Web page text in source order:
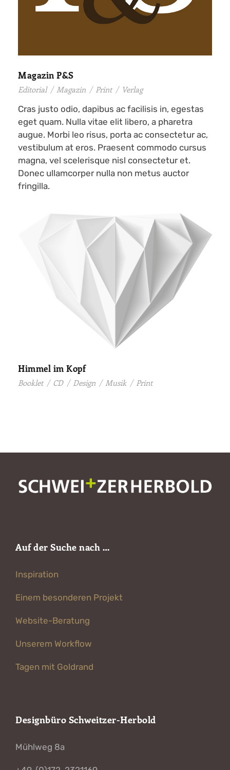
Magazin P&S
Editorial / Magazin / Print / Verlag
Cras justo odio, dapibus ac facilisis in, egestas
eget quam. Nulla vitae elit libero, a pharetra
augue. Morbi leo risus, porta ac consectetur ac,
vestibulum at eros. Praesent commodo cursus
magna, vel scelerisque nisl consectetur et.
Donec ullamcorper nulla non metus auctor
fringilla.
Himmel im Kopf
Booklet / CD / Design / Musik / Print
Auf der Suche nach …
Inspiration
Einem besonderen Projekt
Website-Beratung
Unserem Workflow
Tagen mit Goldrand
Designbüro Schweitzer-Herbold
Mühlweg 8a